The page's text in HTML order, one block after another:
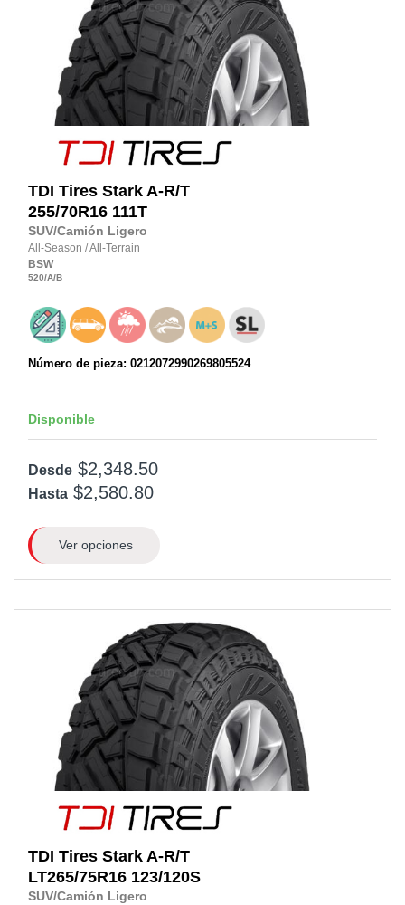
TDI Tires Stark A-R/T
255/70R16 111T
SUV/Camión Ligero
All-Season /All-Terrain
BSW
520/A/B
Número de pieza: 0212072990269805524
Disponible
Desde $2,348.50
Hasta $2,580.80
Ver opciones
TDI Tires Stark A-R/T
LT265/75R16 123/120S
SUV/Camión Ligero